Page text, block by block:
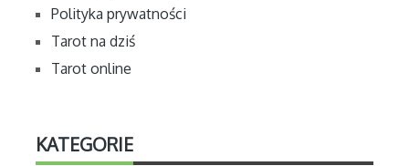
Polityka prywatności
Tarot na dziś
Tarot online
KATEGORIE